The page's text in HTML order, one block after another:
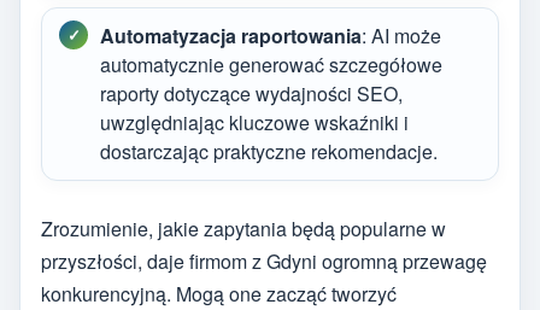
Automatyzacja raportowania: AI może
automatycznie generować szczegółowe
raporty dotyczące wydajności SEO,
uwzględniając kluczowe wskaźniki i
dostarczając praktyczne rekomendacje.
Zrozumienie, jakie zapytania będą popularne w
przyszłości, daje firmom z Gdyni ogromną przewagę
konkurencyjną. Mogą one zacząć tworzyć